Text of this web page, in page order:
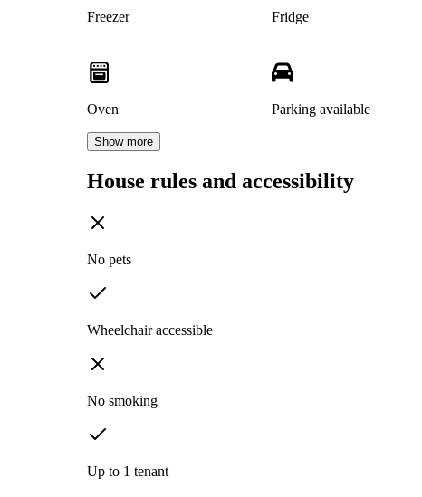
Freezer Fridge
Oven Parking available
Show more
House rules and accessibility
No pets
Wheelchair accessible
No smoking
Up to 1 tenant